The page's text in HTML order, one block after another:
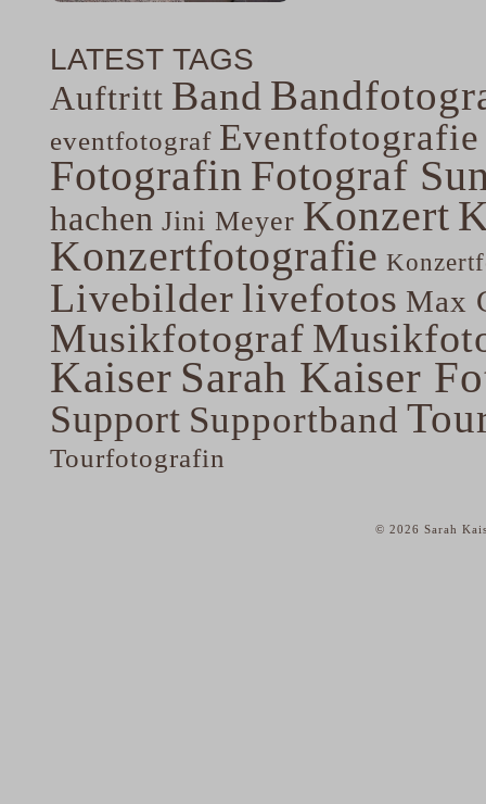
LATEST TAGS
Auftritt Band
eventfotograf Eventfotografie
Fotografin Fotograf
hachen Jini Meyer Konzert
Konzertfotografie
Livebilderlivefotos Max
Musikfotograf
Kaiser Sarah Kaiser
Support Supportband
Tourfotografin
© 2026 Sarah